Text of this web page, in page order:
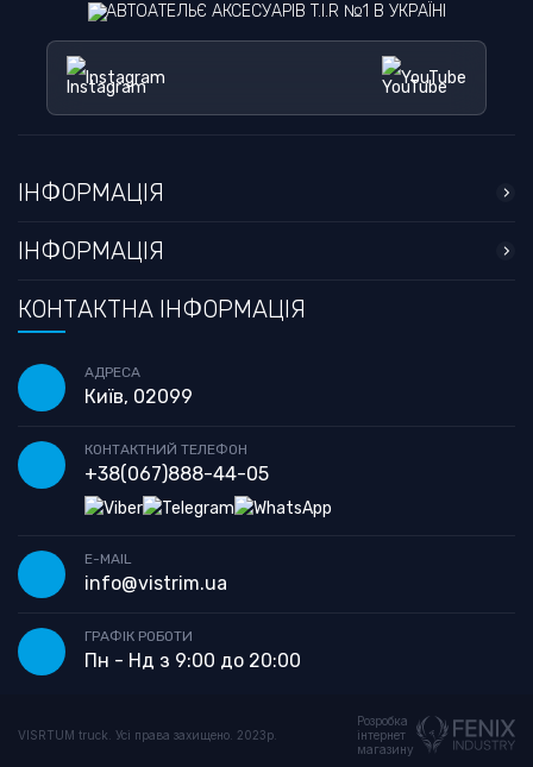
АВТОАТЕЛЬЄ АКСЕСУАРІВ T.I.R №1 В УКРАЇНІ
Instagram YouTube
ІНФОРМАЦІЯ
ІНФОРМАЦІЯ
КОНТАКТНА ІНФОРМАЦІЯ
АДРЕСА
Київ, 02099
КОНТАКТНИЙ ТЕЛЕФОН
+38(067)888-44-05
E-MAIL
info@vistrim.ua
ГРАФІК РОБОТИ
Пн - Нд з 9:00 до 20:00
VISRTUM truck. Усі права захищено. 2023р.
Розробка
інтернет
магазину